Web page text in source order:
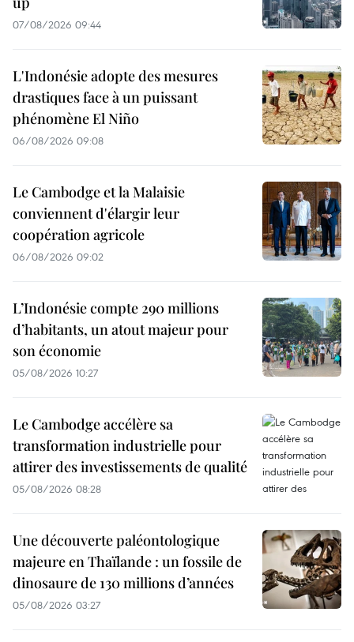
07/08/2026 09:44
L'Indonésie adopte des mesures
drastiques face à un puissant
phénomène El Niño
06/08/2026 09:08
Le Cambodge et la Malaisie
conviennent d'élargir leur
coopération agricole
06/08/2026 09:02
L’Indonésie compte 290 millions
d’habitants, un atout majeur pour
son économie
05/08/2026 10:27
Le Cambodge accélère sa
transformation industrielle pour
attirer des investissements de qualité
05/08/2026 08:28
Une découverte paléontologique
majeure en Thaïlande : un fossile de
dinosaure de 130 millions d’années
05/08/2026 03:27